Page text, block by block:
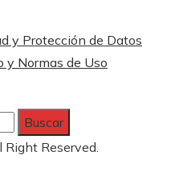
y Protección de Datos
y Normas de Uso
Reserved.